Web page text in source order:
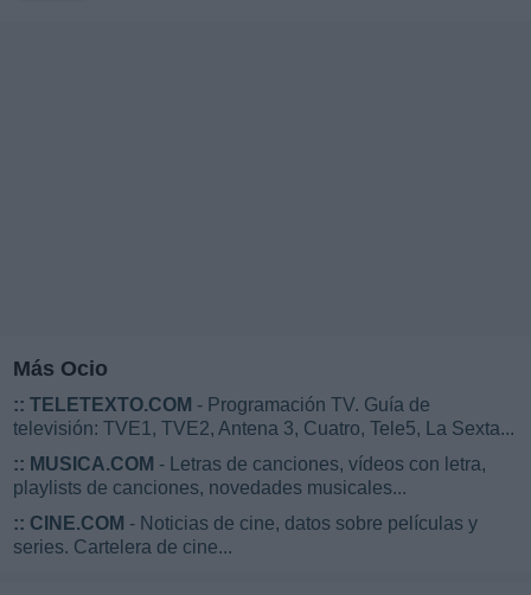
Más Ocio
:: TELETEXTO.COM - Programación TV. Guía de
televisión: TVE1, TVE2, Antena 3, Cuatro, Tele5, La Sexta...
:: MUSICA.COM - Letras de canciones, vídeos con letra,
playlists de canciones, novedades musicales...
:: CINE.COM - Noticias de cine, datos sobre películas y
series. Cartelera de cine...